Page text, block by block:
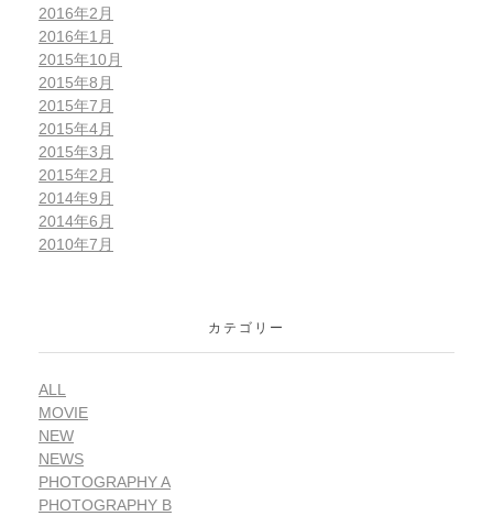
2016年2月
2016年1月
2015年10月
2015年8月
2015年7月
2015年4月
2015年3月
2015年2月
2014年9月
2014年6月
2010年7月
カテゴリー
ALL
MOVIE
NEW
NEWS
PHOTOGRAPHY A
PHOTOGRAPHY B